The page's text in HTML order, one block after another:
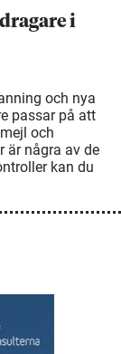
i
och nya
passar på att
och
är några av de
kan du